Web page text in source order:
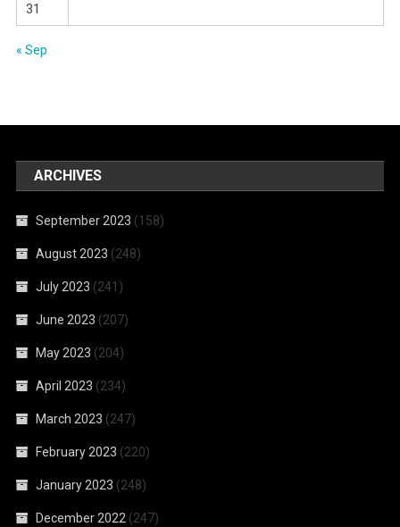
31
« Sep
ARCHIVES
September 2023 (158)
August 2023 (248)
July 2023 (241)
June 2023 (207)
May 2023 (204)
April 2023 (234)
March 2023 (247)
February 2023 (220)
January 2023 (248)
December 2022 (247)